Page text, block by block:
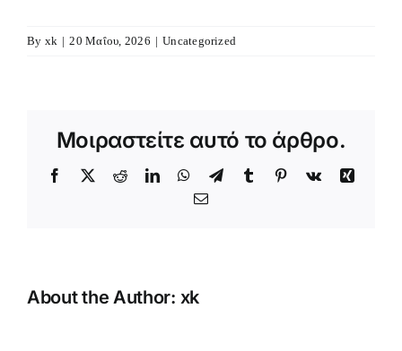
By xk | 20 Μαΐου, 2026 | Uncategorized
Μοιραστείτε αυτό το άρθρο.
Facebook
X RedditLinkedInWhatsApp
TelegramTumblr Pinterest
Vk
Xing
Email
About the Author: xk